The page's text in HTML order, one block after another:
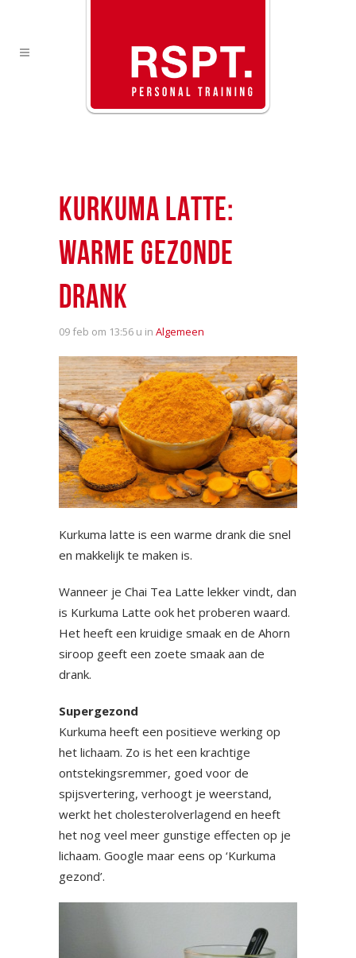
KURKUMA LATTE:
WARME GEZONDE
DRANK
09 feb om 13:56 u in Algemeen
Kurkuma latte is een warme drank die snel
en makkelijk te maken is.
Wanneer je Chai Tea Latte lekker vindt, dan
is Kurkuma Latte ook het proberen waard.
Het heeft een kruidige smaak en de Ahorn
siroop geeft een zoete smaak aan de
drank.
Supergezond
Kurkuma heeft een positieve werking op
het lichaam. Zo is het een krachtige
ontstekingsremmer, goed voor de
spijsvertering, verhoogt je weerstand,
werkt het cholesterolverlagend en heeft
het nog veel meer gunstige effecten op je
lichaam. Google maar eens op ‘Kurkuma
gezond’.